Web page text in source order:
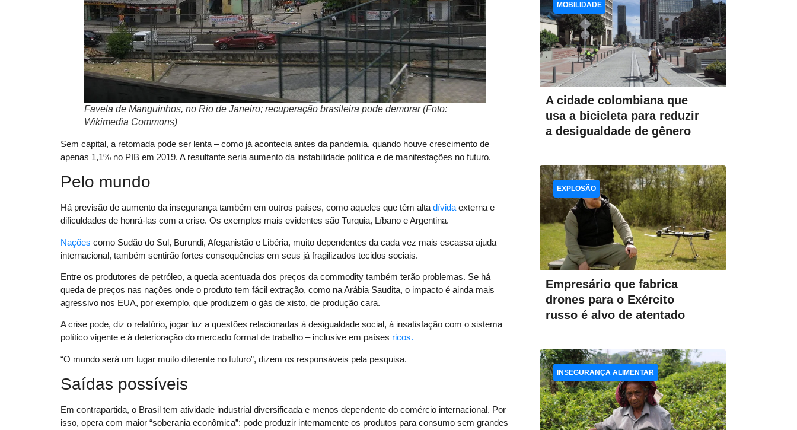
Favela de Manguinhos, no Rio de Janeiro; recuperação brasileira pode demorar (Foto:
Wikimedia Commons)
Sem capital, a retomada pode ser lenta – como já acontecia antes da pandemia, quando houve crescimento de
apenas 1,1% no PIB em 2019. A resultante seria aumento da instabilidade política e de manifestações no futuro.
Pelo mundo
Há previsão de aumento da insegurança também em outros países, como aqueles que têm alta dívida externa e
dificuldades de honrá-las com a crise. Os exemplos mais evidentes são Turquia, Líbano e Argentina.
Nações como Sudão do Sul, Burundi, Afeganistão e Libéria, muito dependentes da cada vez mais escassa ajuda
internacional, também sentirão fortes consequências em seus já fragilizados tecidos sociais.
Entre os produtores de petróleo, a queda acentuada dos preços da commodity também terão problemas. Se há
queda de preços nas nações onde o produto tem fácil extração, como na Arábia Saudita, o impacto é ainda mais
agressivo nos EUA, por exemplo, que produzem o gás de xisto, de produção cara.
A crise pode, diz o relatório, jogar luz a questões relacionadas à desigualdade social, à insatisfação com o sistema
político vigente e à deterioração do mercado formal de trabalho – inclusive em países ricos.
“O mundo será um lugar muito diferente no futuro”, dizem os responsáveis pela pesquisa.
Saídas possíveis
Em contrapartida, o Brasil tem atividade industrial diversificada e menos dependente do comércio internacional. Por
isso, opera com maior “soberania econômica”: pode produzir internamente os produtos para consumo sem grandes
A cidade colombiana que
usa a bicicleta para reduzir
a desigualdade de gênero
MOBILIDADE
Empresário que fabrica
drones para o Exército
russo é alvo de atentado
EXPLOSÃO
INSEGURANÇA ALIMENTAR